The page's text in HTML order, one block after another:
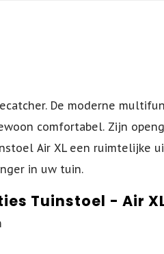
De moderne
comfortabel. Zijn
Air XL een ruimtelijke
in uw tuin.
Tuinstoel - Air